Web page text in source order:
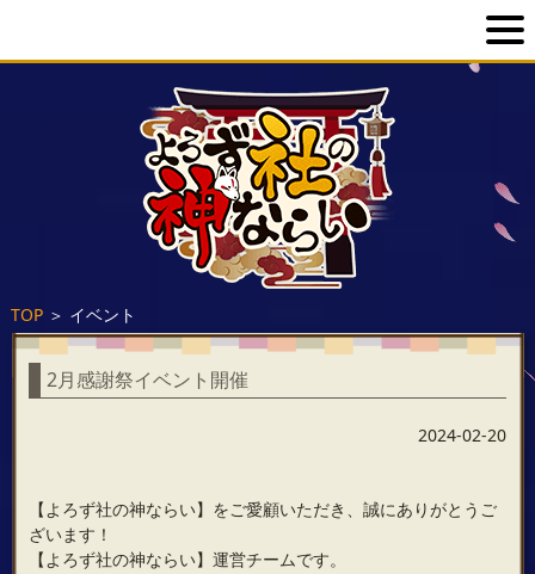
TOP＞ イベント
2月感謝祭イベント開催
2024-02-20
【よろず社の神ならい】をご愛顧いただき、誠にありがとうご
ざいます！
【よろず社の神ならい】運営チームです。